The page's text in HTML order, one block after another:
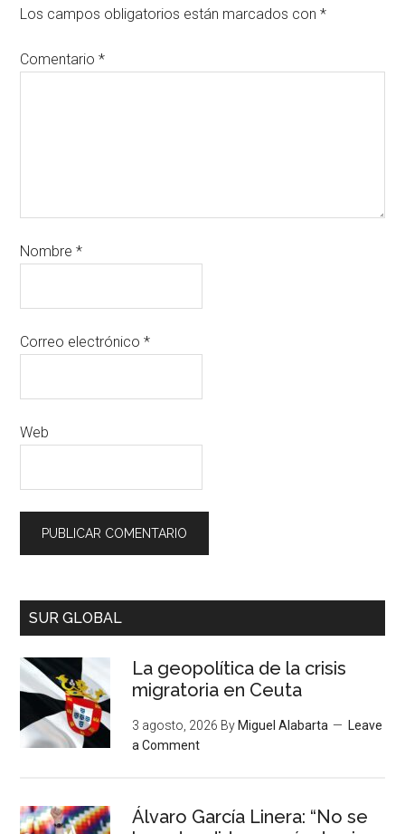
Los campos obligatorios están marcados con*
Comentario*
Nombre*
Correo electrónico*
Web
SUR GLOBAL
La geopolítica de la crisis
migratoria en Ceuta
3 agosto, 2026 By Miguel Alabarta
Leave
a Comment
Álvaro García Linera: “No se